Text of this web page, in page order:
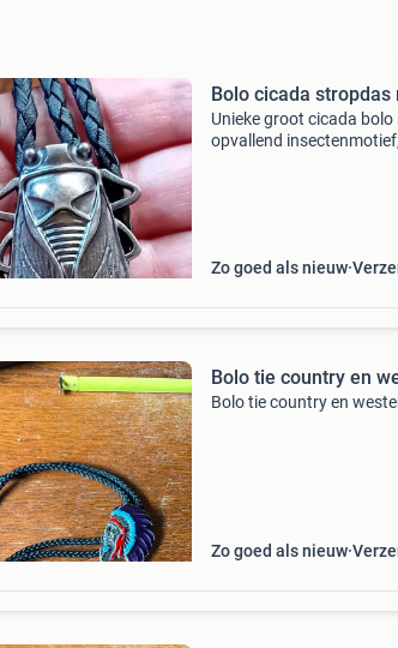
Bolo cicada
Unieke groot cicada
opvallend
Zo goed als nieuw
Bolo tie country en
Bolo tie country en
Zo goed als nieuw